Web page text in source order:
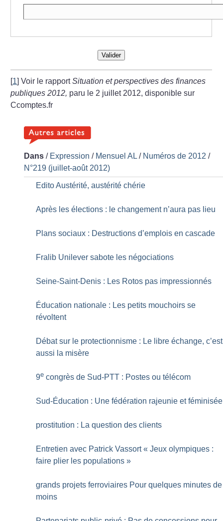
Valider
[1]Voir le rapportSituation et perspectives des finances
publiques 2012, paru le 2 juillet 2012, disponible sur
Ccomptes.fr
Dans / Expression / Mensuel AL / Numéros de 2012 /
N°219 (juillet-août 2012)
Edito Austérité, austérité chérie
Après les élections : le changement n’aura pas lieu
Plans sociaux : Destructions d’emplois en cascade
Fralib Unilever sabote les négociations
Seine-Saint-Denis : Les Rotos pas impressionnés
Éducation nationale : Les petits mouchoirs se
révoltent
Débat sur le protectionnisme : Le libre échange, c’est
aussi la misère
9e congrès de Sud-PTT : Postes ou télécom
Sud-Éducation : Une fédération rajeunie et féminisée
prostitution : La question des clients
Entretien avec Patrick Vassort « Jeux olympiques :
faire plier les populations »
grands projets ferroviaires Pour quelques minutes de
moins